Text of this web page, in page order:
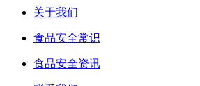
关于我们
食品安全常识
食品安全资讯